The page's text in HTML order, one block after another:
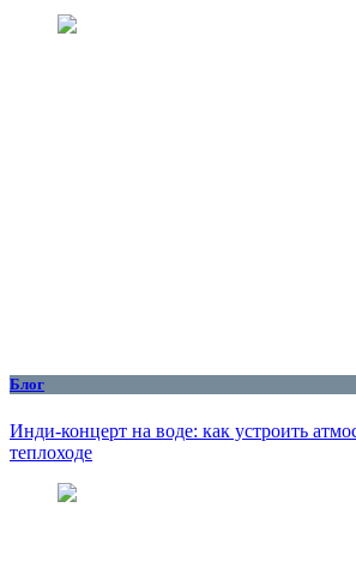
Блог
Инди-концерт на воде: как устроить
теплоходе